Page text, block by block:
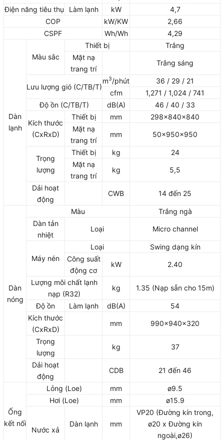
Điện năng tiêu thụ
Làm lạnh kW
4,7
COP
kW/KW
2,66
CSPF
Wh/Wh 4,29
Dàn
lạnh
Màu sắc
Thiết bị
Trắng
Mặt nạ
trang trí
Trắng sáng
Lưu lượng gió (C/TB/T)
m3/phút
36 / 29 / 21
cfm
1,271 / 1,024 / 741
Độ ồn (C/TB/T)
dB(A) 46 / 40 / 33
Kích thước
(CxRxD)
Thiết bị mm
298x840x840
Mặt nạ
trang trí
mm 50x950x950
Trọng
lượng
Thiết bị kg
24
Mặt nạ
trang trí
kg 5,5
Dải hoạt
động
CWB 14 đến 25
Dàn
nóng
Màu
Trắng ngà
Dàn tản
nhiệt
Loại Micro channel
Máy nén
Loại
Swing dạng kín
Công suất
động cơ
kW 2.40
Lượng môi chất lạnh
nạp (R32)
kg 1.35 (Nạp sẵn cho 15m)
Độ ồn Làm lạnh dB(A)
54
Kích thước
(CxRxD)
mm 990x940x320
Trọng
lượng
kg 37
Dải hoạt
động
CDB 21 đến 46
Ống
kết nối
Lỏng (Loe) mm
ø9.5
Hơi (Loe)
mm ø15.9
Nước xả
Dàn lạnh mm
VP20 (Đường kín trong,
ø20 x Đường kín
ngoài,ø26)